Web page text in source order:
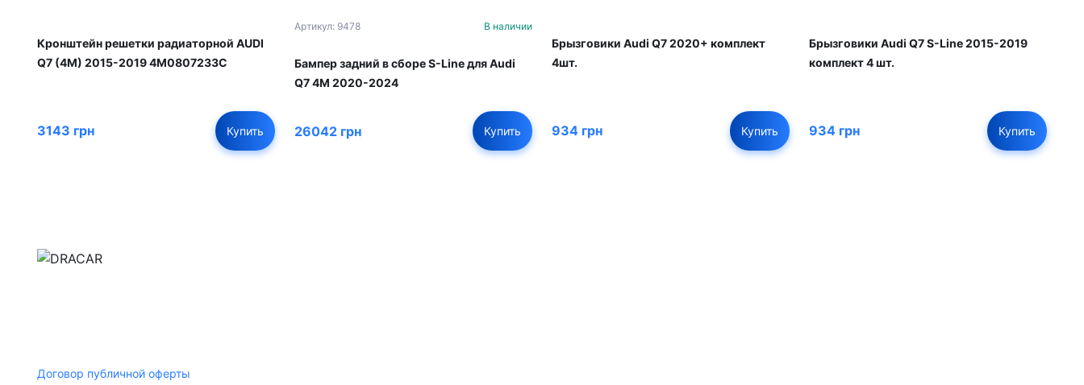
Кронштейн решетки радиаторной AUDI
Q7 (4M) 2015-2019 4M0807233C
3143 грн Купить
Артикул: 9478 В наличии
Бампер задний в сборе S-Line для Audi
Q7 4M 2020-2024
26042 грн Купить
Брызговики Audi Q7 2020+ комплект
4шт.
934 грн Купить
Брызговики Audi Q7 S-Line 2015-2019
комплект 4 шт.
934 грн Купить
Договор публичной оферты